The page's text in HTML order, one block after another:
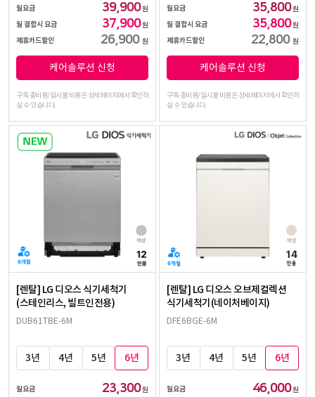
월요금 39,900원
월 결합시 요금
37,900원
제휴카드할인
26,900 원
케어솔루션 신청
구독 총비용/일시불 비용은 상세페이지에서 확인하
실 수 있습니다.
월요금 35,800원
월 결합시 요금
35,800원
제휴카드할인
22,800 원
케어솔루션 신청
구독 총비용/일시불 비용은 상세페이지에서 확인하
실 수 있습니다.
[렌탈] LG 디오스 식기세척기
(스테인리스, 빌트인전용)
DUB61TBE-6M
3년 4년 5년 6년
월요금 23,300원
[렌탈] LG 디오스 오브제컬렉션
식기세척기(네이처베이지)
DFE6BGE-6M
3년 4년 5년 6년
월요금 46,000원